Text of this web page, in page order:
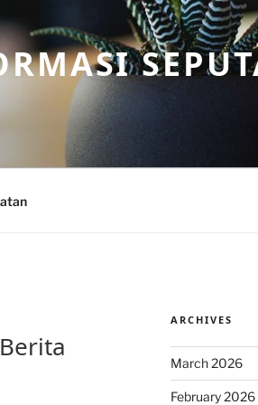
ARCHIVES
March 2026
February 2026